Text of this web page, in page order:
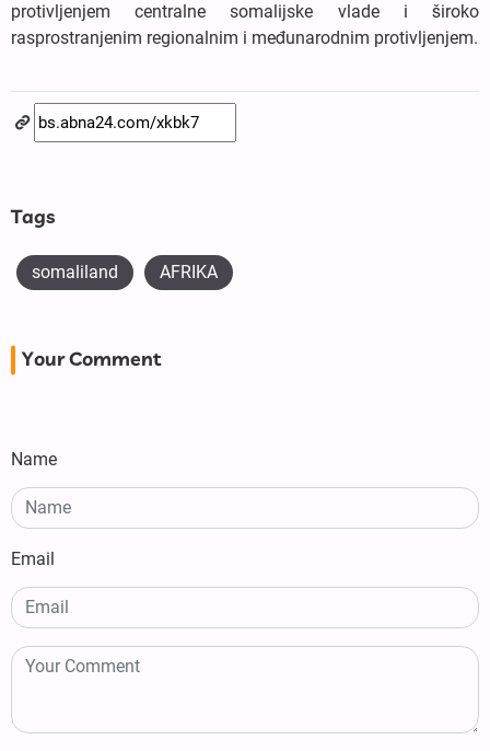
protivljenjem centralne somalijske vlade i široko
rasprostranjenim regionalnim i međunarodnim protivljenjem.
Tags
somaliland AFRIKA
Your Comment
Name
Email